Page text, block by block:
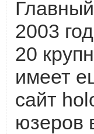
2003
20
имеет
сайт
юзеров